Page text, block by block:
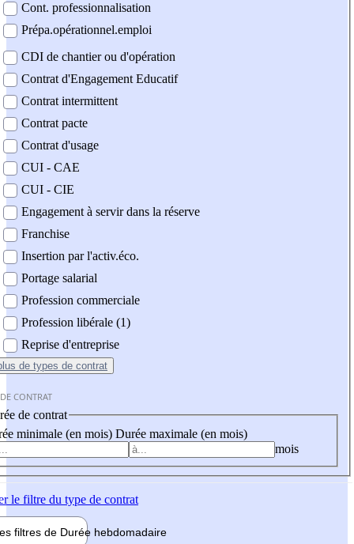
Cont. professionnalisation
Prépa.opérationnel.emploi
CDI de chantier ou d'opération
Contrat d'Engagement Educatif
Contrat intermittent
Contrat pacte
Contrat d'usage
CUI - CAE
CUI - CIE
Engagement à servir dans la réserve
Franchise
Insertion par l'activ.éco.
Portage salarial
Profession commerciale
Profession libérale (1)
Reprise d'entreprise
de types de contrat
CONTRAT
de contrat
minimale (en mois) Durée maximale (en mois)
mois
le filtre du type de contrat
filtres de Durée hebdomadaire